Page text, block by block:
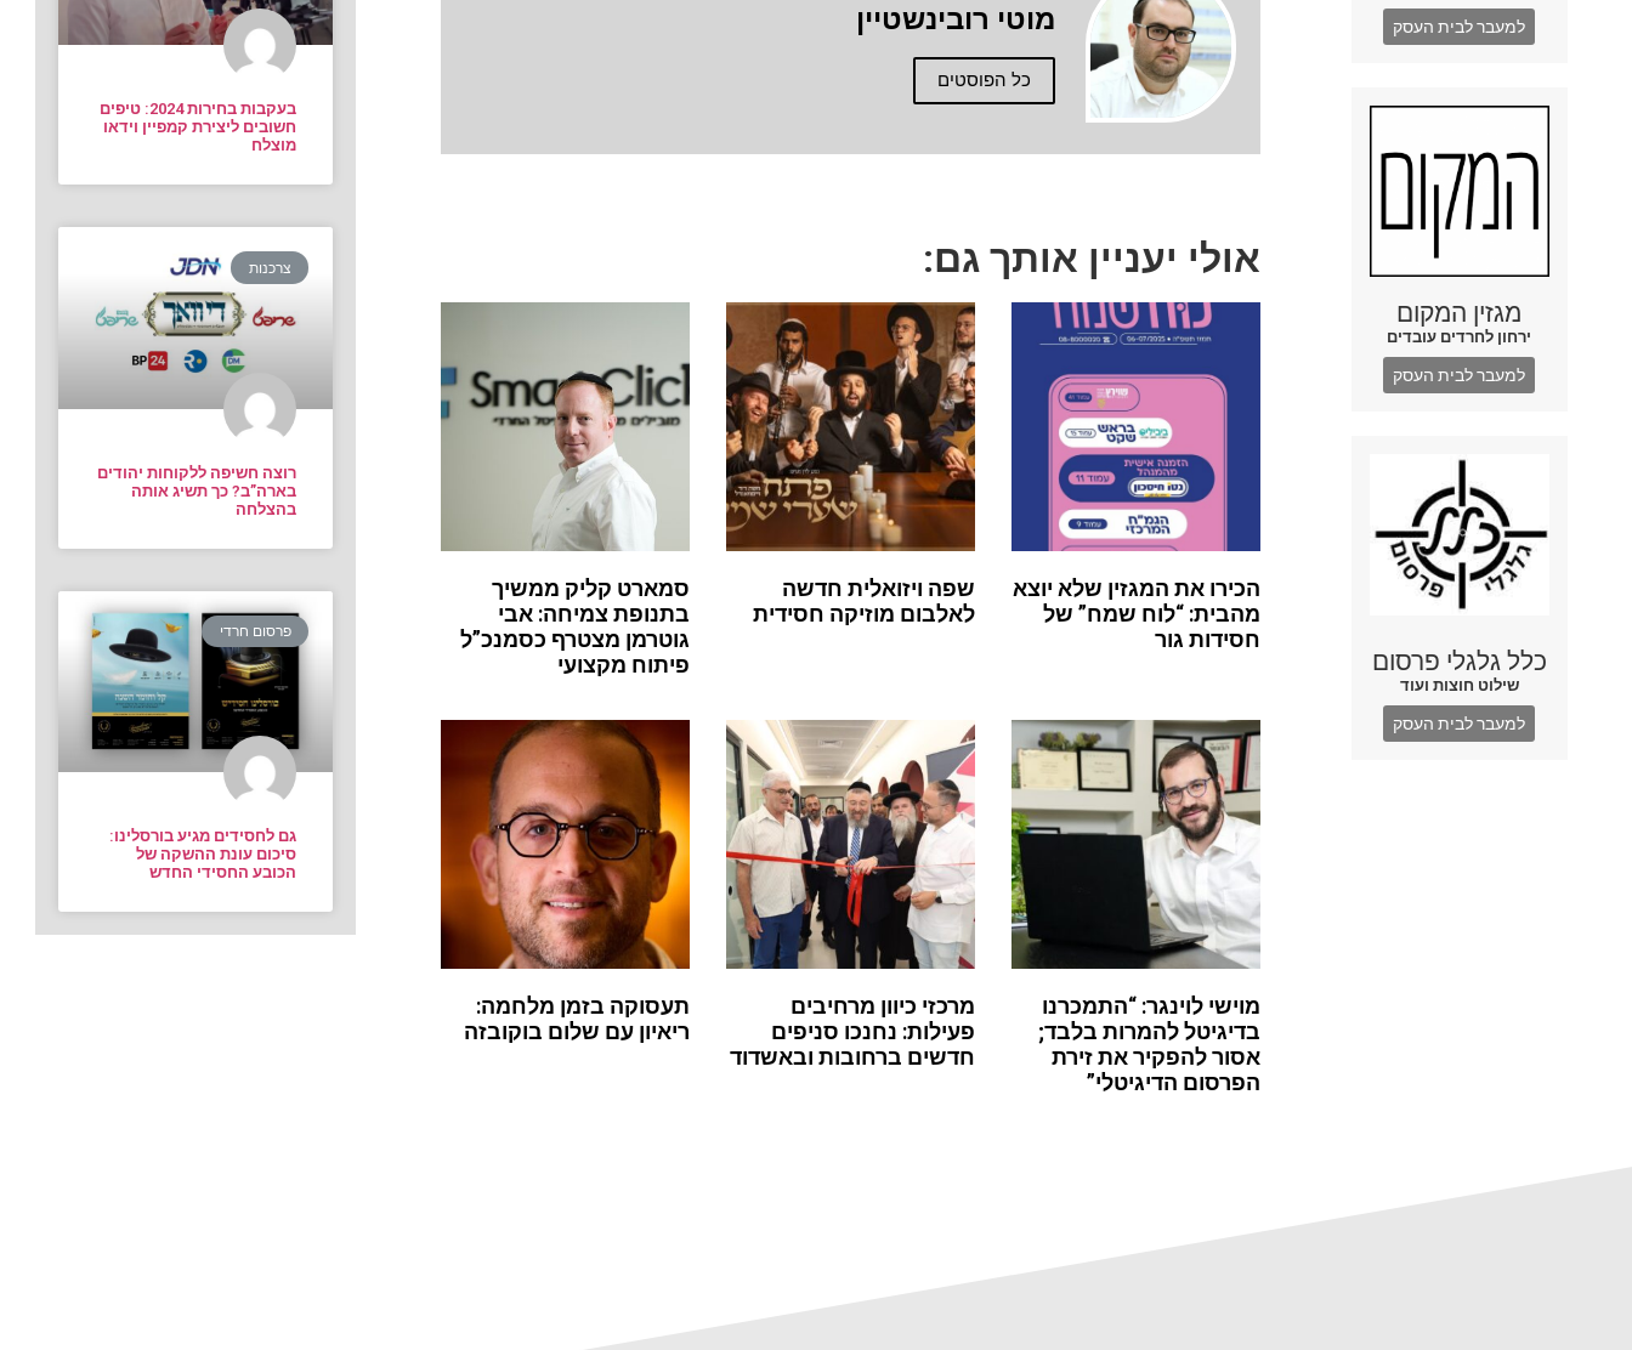
למעבר לבית העסק
מגזין המקום
ירחון לחרדים עובדים
למעבר לבית העסק
כלל גלגלי פרסום
שילוט חוצות ועוד
למעבר לבית העסק
מוטי רובינשטיין
כל הפוסטים
אולי יעניין אותך גם:
הכירו את המגזין שלא יוצא
מהבית: “לוח שמח” של
חסידות גור
שפה ויזואלית חדשה
לאלבום מוזיקה חסידית
סמארט קליק ממשיך
בתנופת צמיחה: אבי
גוטרמן מצטרף כסמנכ”ל
פיתוח מקצועי
מוישי לוינגר: “התמכרנו
בדיגיטל להמרות בלבד;
אסור להפקיר את זירת
הפרסום הדיגיטלי”
מרכזי כיוון מרחיבים
פעילות: נחנכו סניפים
חדשים ברחובות ובאשדוד
תעסוקה בזמן מלחמה:
ריאיון עם שלום בוקובזה
בעקבות בחירות 2024: טיפים
חשובים ליצירת קמפיין וידאו
מוצלח
צרכנות
רוצה חשיפה ללקוחות יהודים
בארה”ב? כך תשיג אותה
בהצלחה
פרסום חרדי
גם לחסידים מגיע בורסלינו:
סיכום עונת ההשקה של
הכובע החסידי החדש